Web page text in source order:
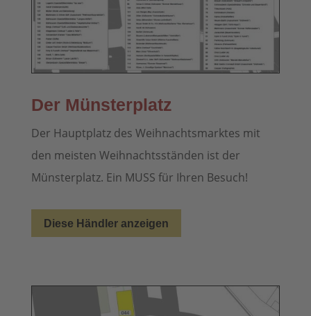
Der Münsterplatz
Der Hauptplatz des Weihnachtsmarktes mit
den meisten Weihnachtsständen ist der
Münsterplatz. Ein MUSS für Ihren Besuch!
Diese Händler anzeigen